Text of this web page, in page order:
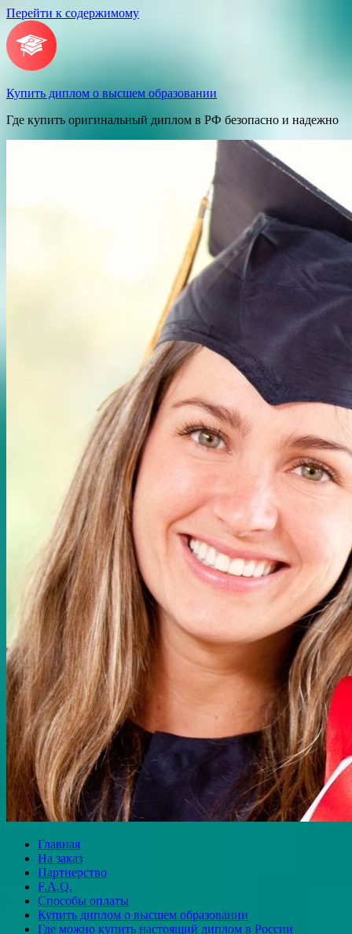
Перейти к содержимому
Купить диплом о высшем образовании
Где купить оригинальный диплом в РФ безопасно и надежно
Главная
На заказ
Партнерство
F.A.Q.
Способы оплаты
Купить диплом о высшем образовании
Где можно купить настоящий диплом в России